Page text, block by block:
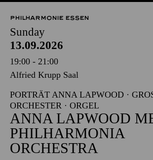
PHILHARMONIE ESSEN
Sunday
13.09.2026
19:00 - 21:00
Alfried Krupp Saal
PORTRÄT ANNA LAPWOOD ·
RCHESTER · ORGEL
ANNA LAPWOOD
PHILHARMONIA
ORCHESTRA